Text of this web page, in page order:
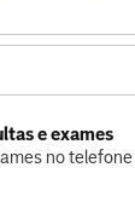
e exames
no telefone